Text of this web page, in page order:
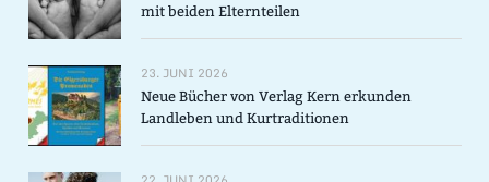
mit beiden Elternteilen
23. JUNI 2026
Neue Bücher von Verlag Kern erkunden
Landleben und Kurtraditionen